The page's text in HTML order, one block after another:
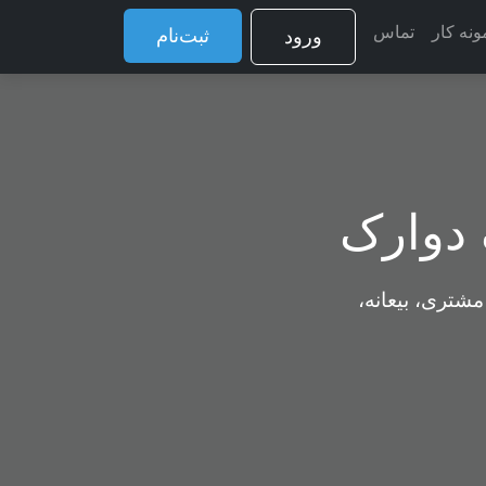
کار تماس ورود ثبت‌نام
دوارک
بیعانه،